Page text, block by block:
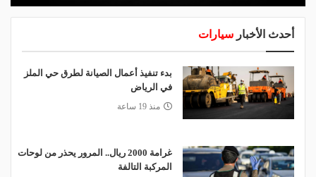
أحدث الأخبار سيارات
بدء تنفيذ أعمال الصيانة لطرق حي الملز
في الرياض
منذ 19 ساعة
غرامة 2000 ريال.. المرور يحذر من لوحات
المركبة التالفة